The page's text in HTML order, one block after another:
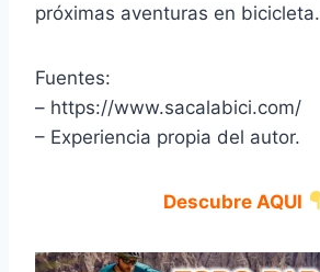
próximas aventuras en bicicleta.
Fuentes:
– https://www.sacalabici.com/
– Experiencia propia del autor.
Descubre AQUI